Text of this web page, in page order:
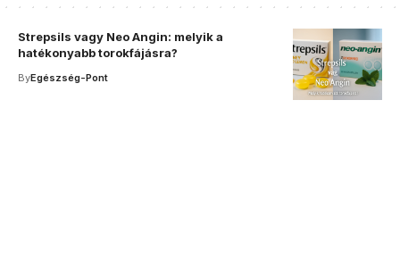
Strepsils vagy Neo Angin: melyik a
hatékonyabb torokfájásra?
ByEgészség-Pont